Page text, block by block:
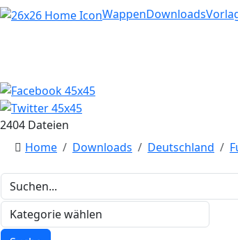
Home
WappenDownloads
2404 Dateien
Home
Downloads Deutschland